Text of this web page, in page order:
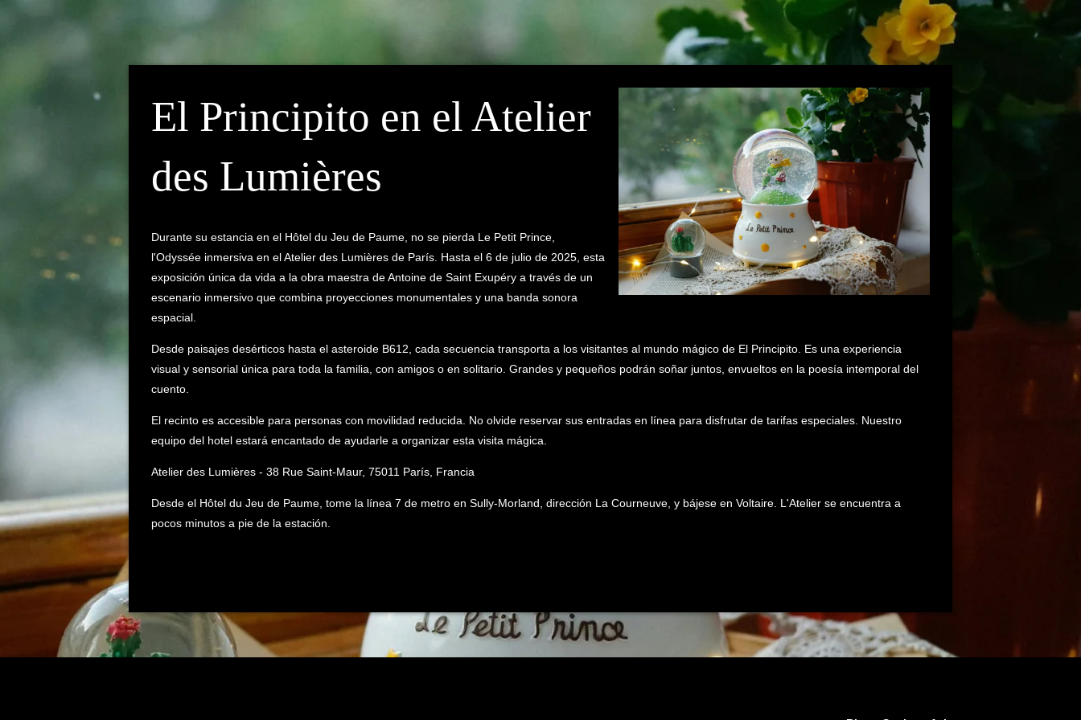
El Principito en el Atelier
des Lumières
Durante su estancia en el Hôtel du Jeu de Paume, no se pierda Le Petit Prince,
l'Odyssée inmersiva en el Atelier des Lumières de París. Hasta el 6 de julio de 2025, esta
exposición única da vida a la obra maestra de Antoine de Saint Exupéry a través de un
escenario inmersivo que combina proyecciones monumentales y una banda sonora
espacial.
Desde paisajes desérticos hasta el asteroide B612, cada secuencia transporta a los visitantes al mundo mágico de El Principito. Es una experiencia
visual y sensorial única para toda la familia, con amigos o en solitario. Grandes y pequeños podrán soñar juntos, envueltos en la poesía intemporal del
cuento.
El recinto es accesible para personas con movilidad reducida. No olvide reservar sus entradas en línea para disfrutar de tarifas especiales. Nuestro
equipo del hotel estará encantado de ayudarle a organizar esta visita mágica.
Atelier des Lumières - 38 Rue Saint-Maur, 75011 París, Francia
Desde el Hôtel du Jeu de Paume, tome la línea 7 de metro en Sully-Morland, dirección La Courneuve, y bájese en Voltaire. L'Atelier se encuentra a
pocos minutos a pie de la estación.